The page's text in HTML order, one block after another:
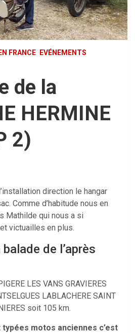
EN FRANCE
EVÉNEMENTS
de la
HERMINE
2)
direction le hangar
Comme d’habitude nous en
Mathilde qui nous a si
victuailles en plus.
de l’après
LES VANS GRAVIERES
LABLACHERE SAINT
soit 105 km.
motos anciennes c’est